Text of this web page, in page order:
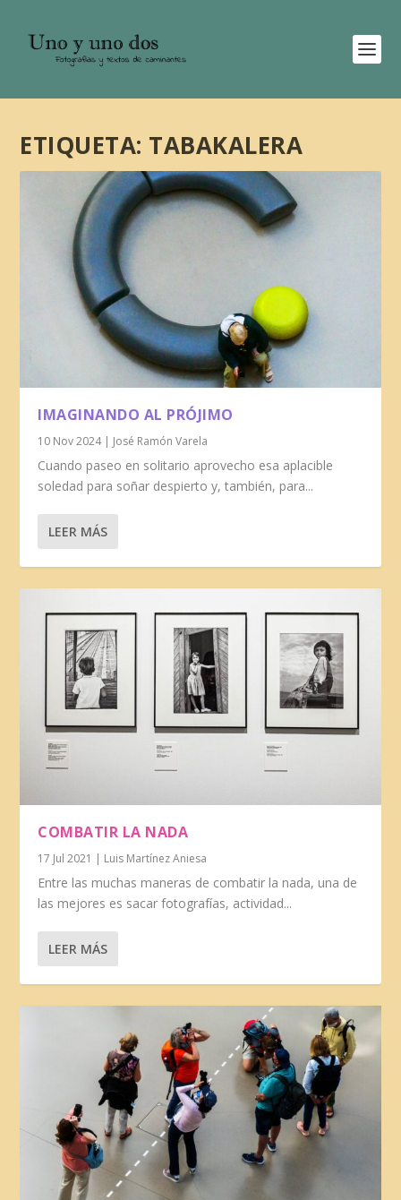
ETIQUETA: TABAKALERA
IMAGINANDO AL PRÓJIMO
10 Nov 2024| José Ramón Varela
Cuando paseo en solitario aprovecho esa aplacible
soledad para soñar despierto y, también, para...
LEER MÁS
COMBATIR LA NADA
17 Jul 2021 | Luis Martínez Aniesa
Entre las muchas maneras de combatir la nada, una de
las mejores es sacar fotografías, actividad...
LEER MÁS